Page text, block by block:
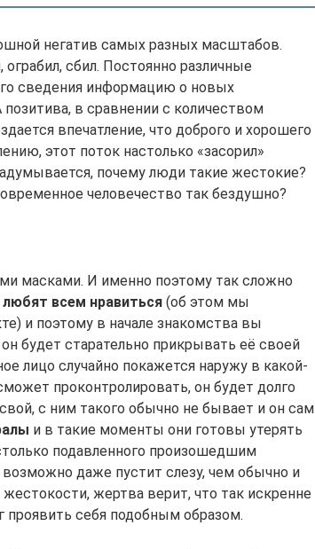
негатив самых разных масштабов.
сбил. Постоянно различные
сведения информацию о новых
позитива, в сравнении с количеством
впечатление, что доброго и хорошего
этот поток настолько «засорил»
почему люди такие жестокие?
человечество так бездушно?
масками. И именно поэтому так сложно
всем нравиться (об этом мы
и поэтому в начале знакомства вы
будет старательно прикрывать её своей
лицо случайно покажется наружу в какой-
проконтролировать, он будет долго
с ним такого обычно не бывает и он сам
и в такие моменты они готовы утерять
подавленного произошедшим
даже пустит слезу, чем обычно и
жертва верит, что так искренне
себя подобным образом.